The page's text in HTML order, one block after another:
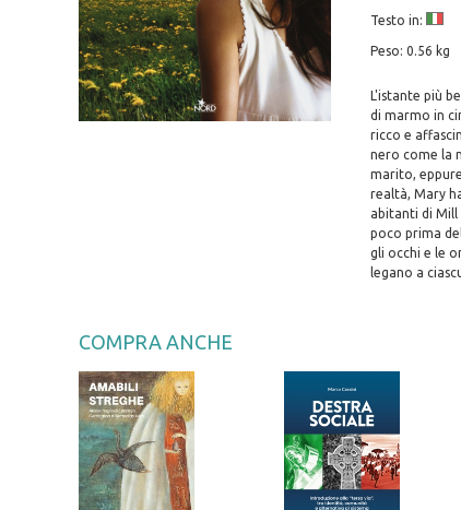
Testo in:
Peso: 0.56 kg
L'istante più
di marmo in
ricco e
nero come la
marito,
realtà, Mary
abitanti di Mill
poco prima
gli occhi e le
legano a
COMPRA ANCHE